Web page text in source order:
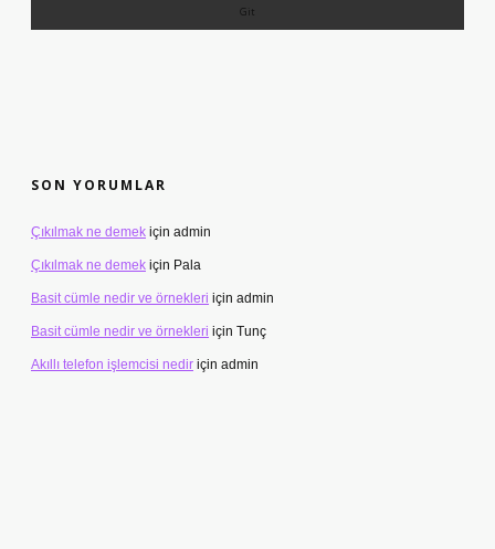
SON YORUMLAR
Çıkılmak ne demek için admin
Çıkılmak ne demek için Pala
Basit cümle nedir ve örnekleri için admin
Basit cümle nedir ve örnekleri için Tunç
Akıllı telefon işlemcisi nedir için admin